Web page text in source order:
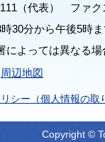
（代表） ファク
30分から午後5時
によっては異なる
周辺地図
シー（個人情報の取
Copyright ©